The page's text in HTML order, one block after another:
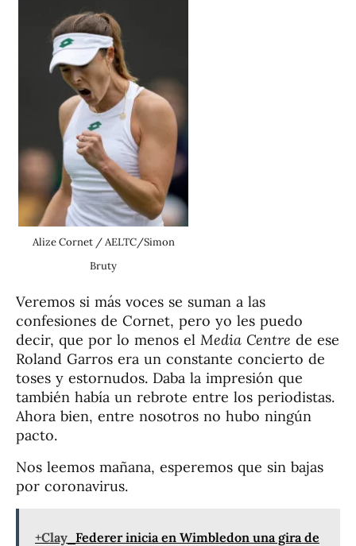
Alize Cornet / AELTC/Simon
Bruty
Veremos si más voces se suman a las
confesiones de Cornet, pero yo les puedo
decir, que por lo menos el Media Centre de ese
Roland Garros era un constante concierto de
toses y estornudos. Daba la impresión que
también había un rebrote entre los periodistas.
Ahora bien, entre nosotros no hubo ningún
pacto.
Nos leemos mañana, esperemos que sin bajas
por coronavirus.
+Clay Federer inicia en Wimbledon una gira de